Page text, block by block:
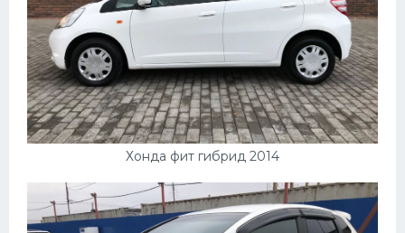
Хонда фит гибрид 2014